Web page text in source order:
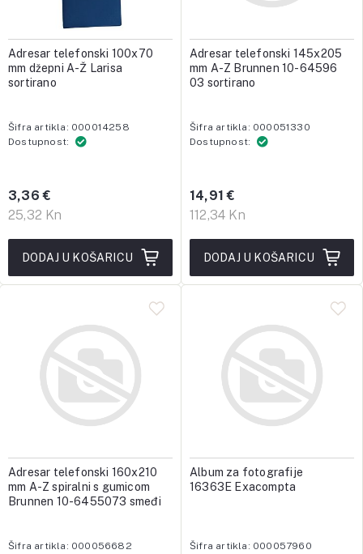
Adresar telefonski 100x70
mm džepni A-Ž Larisa
sortirano
Šifra artikla: 000014258
Dostupnost:
25,32 Kn
3,36 €
DODAJ U KOŠARICU
Adresar telefonski 145x205
mm A-Z Brunnen 10-64596
03 sortirano
Šifra artikla: 000051330
Dostupnost:
112,34 Kn
14,91 €
DODAJ U KOŠARICU
Adresar telefonski 160x210
mm A-Z spiralni s gumicom
Brunnen 10-6455073 smeđi
Šifra artikla: 000056682
Album za fotografije
16363E Exacompta
Šifra artikla: 000057960